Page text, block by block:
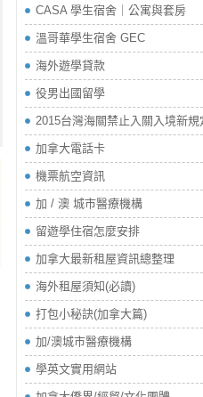
CASA 學生宿舍｜公寓與套房
溫哥華學生宿舍 GEC
海外遊學貸款
役男出國留學
2015台灣海關禁止入關入境新規
加拿大電話卡
機票航空資訊
加 / 澳 城市醫療機構
留遊學住宿怎麼安排
加拿大最新租屋資訊總整理
海外租屋須知(必讀)
打包小秘訣(加拿大篇)
加/澳城市醫療機構
學英文實用網站